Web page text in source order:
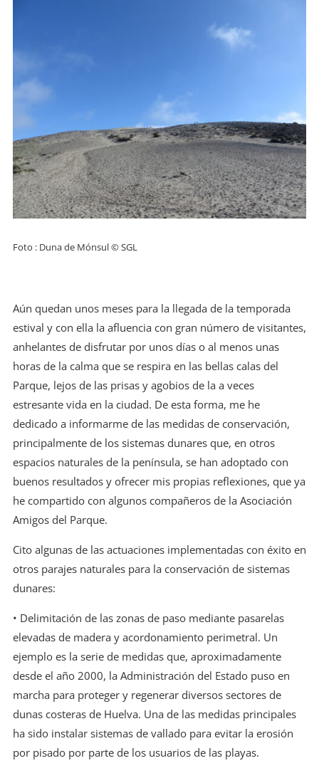
Foto : Duna de Mónsul © SGL
Aún quedan unos meses para la llegada de la temporada
estival y con ella la afluencia con gran número de visitantes,
anhelantes de disfrutar por unos días o al menos unas
horas de la calma que se respira en las bellas calas del
Parque, lejos de las prisas y agobios de la a veces
estresante vida en la ciudad. De esta forma, me he
dedicado a informarme de las medidas de conservación,
principalmente de los sistemas dunares que, en otros
espacios naturales de la península, se han adoptado con
buenos resultados y ofrecer mis propias reflexiones, que ya
he compartido con algunos compañeros de la Asociación
Amigos del Parque.
Cito algunas de las actuaciones implementadas con éxito en
otros parajes naturales para la conservación de sistemas
dunares:
• Delimitación de las zonas de paso mediante pasarelas
elevadas de madera y acordonamiento perimetral. Un
ejemplo es la serie de medidas que, aproximadamente
desde el año 2000, la Administración del Estado puso en
marcha para proteger y regenerar diversos sectores de
dunas costeras de Huelva. Una de las medidas principales
ha sido instalar sistemas de vallado para evitar la erosión
por pisado por parte de los usuarios de las playas.